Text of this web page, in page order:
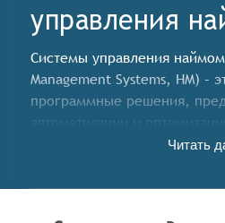
управления
Системы управления
Management Systems, HM) –
программные решения,
автоматизации и
персонала в организациях.
кандидатов и заканчивая их
Читать